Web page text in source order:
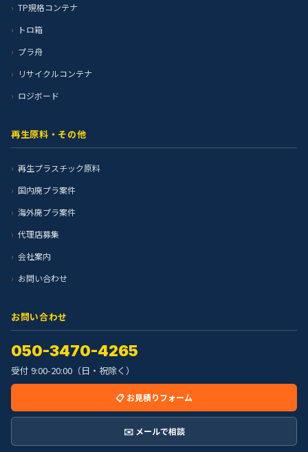
TP規格コンテナ
トロ箱
プラ舟
リサイクルコンテナ
ロジボード
再生原料・その他
再生プラスチック原料
国内廃プラ案件
海外廃プラ案件
代理店募集
会社案内
お問い合わせ
お問い合わせ
050-3470-4265
受付 9:00-20:00（日・祝除く）
📋 お見積りフォーム
✉️ メールで相談